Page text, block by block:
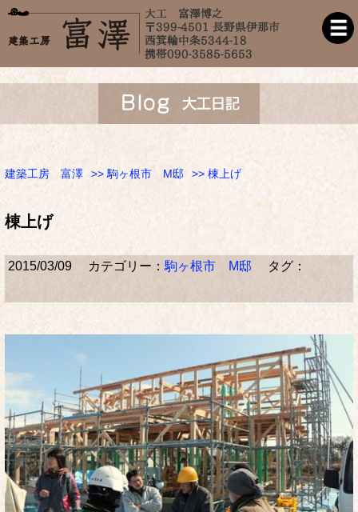
建築工房 富澤 >> 駒ヶ根市 M邸 >> 棟上げ
棟上げ
2015/03/09 カテゴリー： 駒ヶ根市 M邸 タグ：